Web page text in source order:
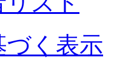
づく表示